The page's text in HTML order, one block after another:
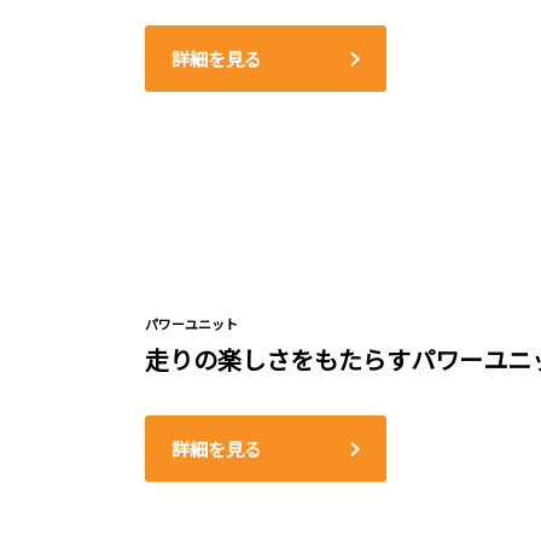
詳細を見る
パワーユニット
走りの楽しさをもたらすパワーユニ
詳細を見る